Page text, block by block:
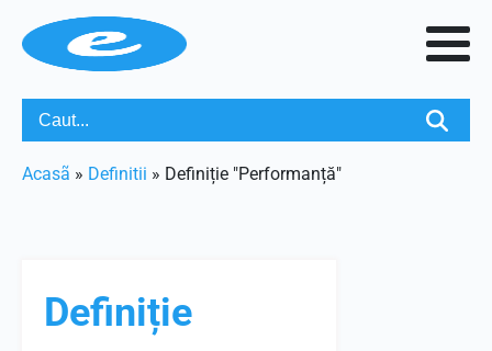
Acasã » Definitii » Definiție "Performanță"
Definiție